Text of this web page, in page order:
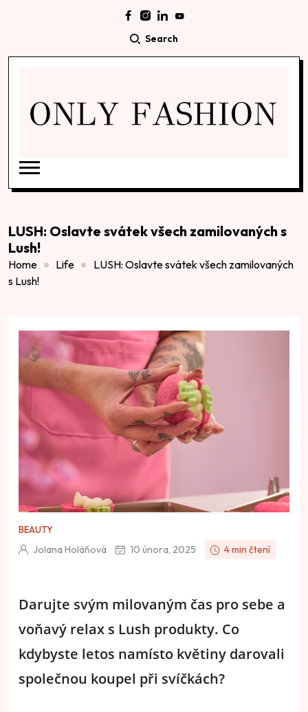
Search
LUSH: Oslavte svátek všech zamilovaných s
Lush!
Home Life
LUSH: Oslavte svátek všech zamilovaných
s Lush!
BEAUTY
Jolana Holáňová 10 února, 2025 4 min čtení
Darujte svým milovaným čas pro sebe a
voňavý relax s Lush produkty. Co
kdybyste letos namísto květiny darovali
společnou koupel při svíčkách?